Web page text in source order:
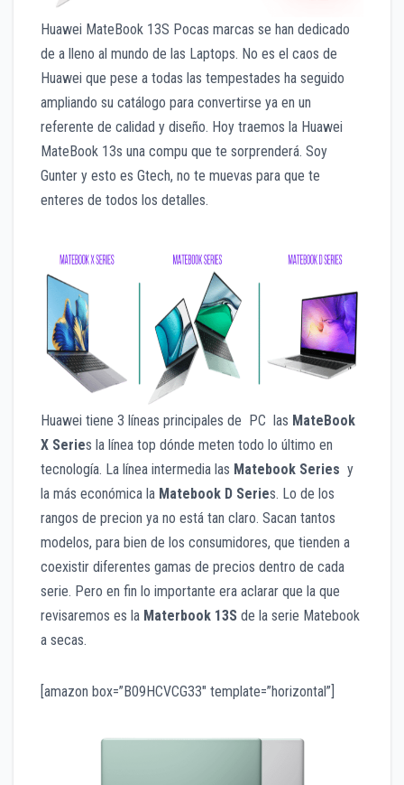
Huawei MateBook 13S Pocas marcas se han dedicado
de a lleno al mundo de las Laptops. No es el caos de
Huawei que pese a todas las tempestades ha seguido
ampliando su catálogo para convertirse ya en un
referente de calidad y diseño. Hoy traemos la Huawei
MateBook 13s una compu que te sorprenderá. Soy
Gunter y esto es Gtech, no te muevas para que te
enteres de todos los detalles.
Huawei tiene 3 líneas principales de PC las MateBook
X Series la línea top dónde meten todo lo último en
tecnología. La línea intermedia las Matebook Series y
la más económica la Matebook D Series. Lo de los
rangos de precion ya no está tan claro. Sacan tantos
modelos, para bien de los consumidores, que tienden a
coexistir diferentes gamas de precios dentro de cada
serie. Pero en fin lo importante era aclarar que la que
revisaremos es la Materbook 13S de la serie Matebook
a secas.
[amazon box=”B09HCVCG33″ template=”horizontal”]